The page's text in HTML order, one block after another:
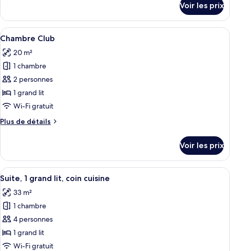
grand
lit,
coin
cuisine
le
type
de
Chambre
Supérieure,
grand
lit,
coin
cuisine
Voir les prix
Afficher
toutes
les
photos
pour
ce
type
chambre :
Une chambre d’hôtel avec un lit, un
5
Chambre Club
20 m²
1 chambre
2 personnes
1 grand lit
Wi-Fi gratuit
Plus de détails
Plus
le
type
de
Chambre
Club
Voir les prix
Afficher
toutes
les
photos
pour
ce
type
Une chambre d’hôtel comprenant
8
Suite, 1 grand lit, coin cuisine
33 m²
1 chambre
4 personnes
1 grand lit
Wi-Fi gratuit